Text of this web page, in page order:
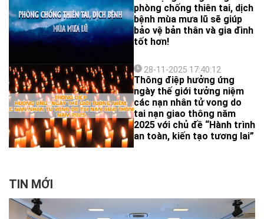
da chưa đúng cách.
phòng chống thiên tai, dịch
bệnh mùa mưa lũ sẽ giúp
bảo vệ bản thân và gia đình
tốt hơn!
28-11-2025 17:40:12
Thông điệp hưởng ứng
ngày thế giới tưởng niệm
các nạn nhân tử vong do
tai nạn giao thông năm
2025 với chủ đề “Hành trình
an toàn, kiến tạo tương lai”
TIN MỚI